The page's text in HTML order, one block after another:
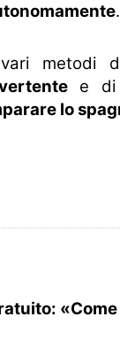
.
metodi
e di
lo